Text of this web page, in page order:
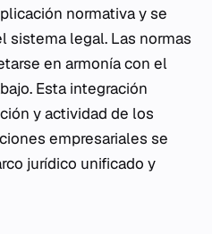
normativa y se
sistema legal. Las normas
en armonía con el
Esta integración
y actividad de los
empresariales se
jurídico unificado y